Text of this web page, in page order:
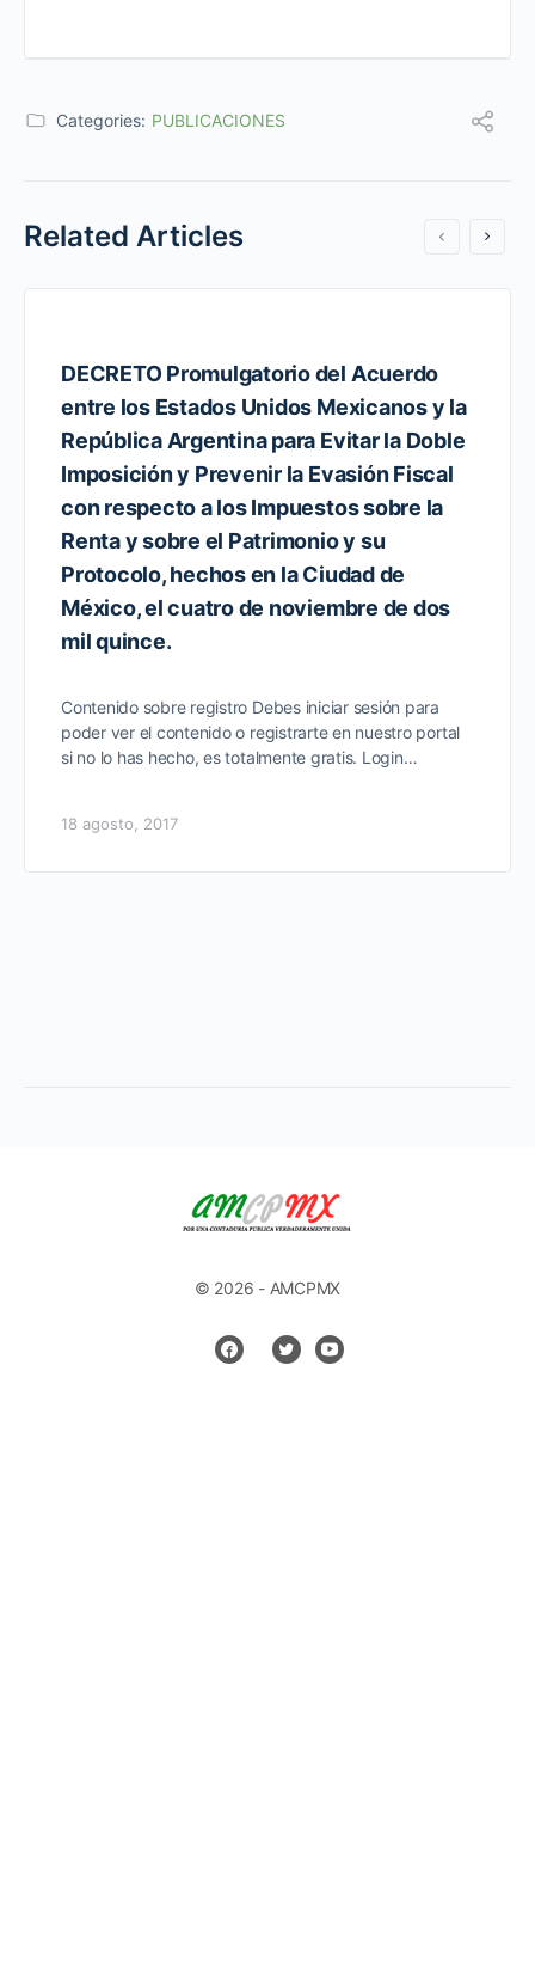
Categories: PUBLICACIONES
Related Articles
DECRETO Promulgatorio del Acuerdo
entre los Estados Unidos Mexicanos y la
República Argentina para Evitar la Doble
Imposición y Prevenir la Evasión Fiscal
con respecto a los Impuestos sobre la
Renta y sobre el Patrimonio y su
Protocolo, hechos en la Ciudad de
México, el cuatro de noviembre de dos
mil quince.
Contenido sobre registro Debes iniciar sesión para
poder ver el contenido o registrarte en nuestro portal
si no lo has hecho, es totalmente gratis. Login…
18 agosto, 2017
© 2026 - AMCPMX